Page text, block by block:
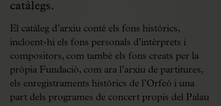
catàlegs.
El catàleg d’arxiu conté els fons històrics,
incloent-hi els fons personals d’intèrprets i
compositors, com també els fons creats per la
pròpia Fundació, com ara l’arxiu de partitures,
els enregistraments històrics de l’Orfeó i una
part dels programes de concert propis del Palau